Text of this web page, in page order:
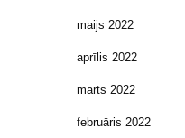
maijs 2022
aprīlis 2022
marts 2022
februāris 2022